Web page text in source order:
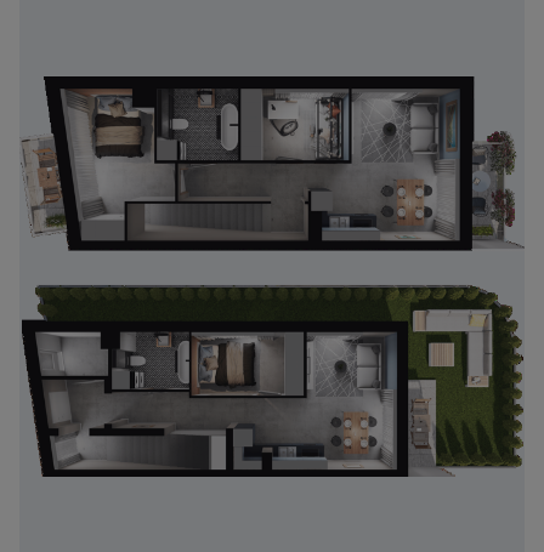
pakietu akcji proszę wysyłać na
notyfikacje@murapol.pl